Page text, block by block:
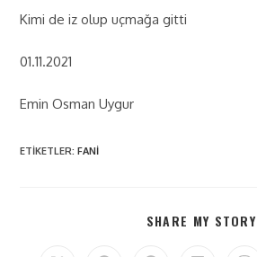
Kimi de iz olup uçmağa gitti
01.11.2021
Emin Osman Uygur
ETIKETLER:FANI
SHARE MY STORY